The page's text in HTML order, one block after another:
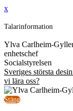
x
Talarinformation
Ylva Carlheim-
enhetschef
Socialstyrelsen
Sveriges största
vi lära oss?
Stäng